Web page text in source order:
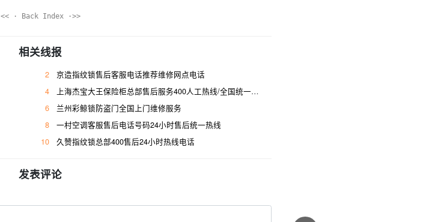
<< · Back Index ·>>
相关线报
2
京造指纹锁售后客服电话推荐维修网点电话
4
上海杰宝大王保险柜总部售后服务400人工热线/全国统一维修电话是多少
6
兰州彩鲸锁防盗门全国上门维修服务
8
一村空调客服售后电话号码24小时售后统一热线
10 久赞指纹锁总部400售后24小时热线电话
发表评论